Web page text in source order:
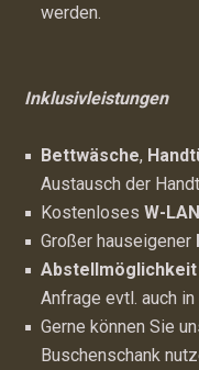
werden.
Inklusivleistungen
Bettwäsche,
Austausch der
KostenlosesW-LAN
Großer hauseigener
Anfrage evtl. auch in
Gerne können Sie
Buschenschank